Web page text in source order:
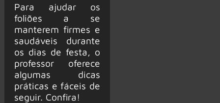
Para ajudar os
foliões a se
manterem firmes e
saudáveis durante
os dias de festa, o
professor oferece
algumas dicas
práticas e fáceis de
seguir. Confira!